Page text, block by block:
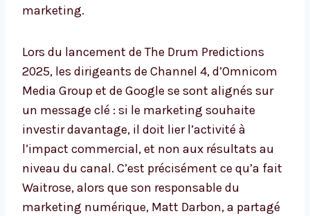
marketing.
Lors du lancement de The Drum Predictions
2025, les dirigeants de Channel 4, d’Omnicom
Media Group et de Google se sont alignés sur
un message clé : si le marketing souhaite
investir davantage, il doit lier l’activité à
l’impact commercial, et non aux résultats au
niveau du canal. C’est précisément ce qu’a fait
Waitrose, alors que son responsable du
marketing numérique, Matt Darbon, a partagé